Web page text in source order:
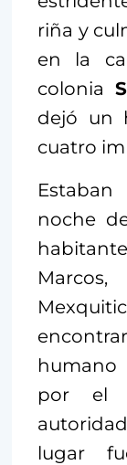
riña y
en la
colonia
dejó un
cuatro
noche
por el
lugar